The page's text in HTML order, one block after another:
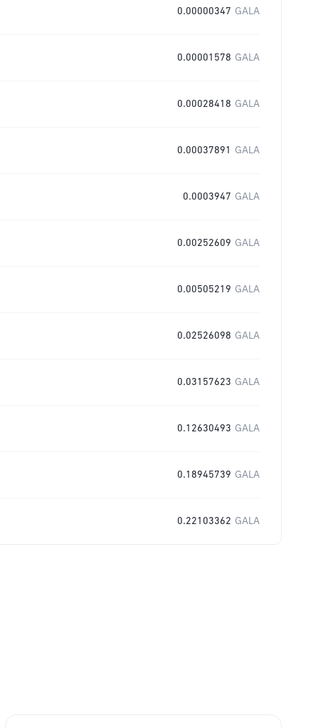
0.00000347 GALA
0.00001578 GALA
0.00028418 GALA
0.00037891 GALA
0.0003947 GALA
0.00252609 GALA
0.00505219 GALA
0.02526098 GALA
0.03157623 GALA
0.12630493 GALA
0.18945739 GALA
0.22103362 GALA